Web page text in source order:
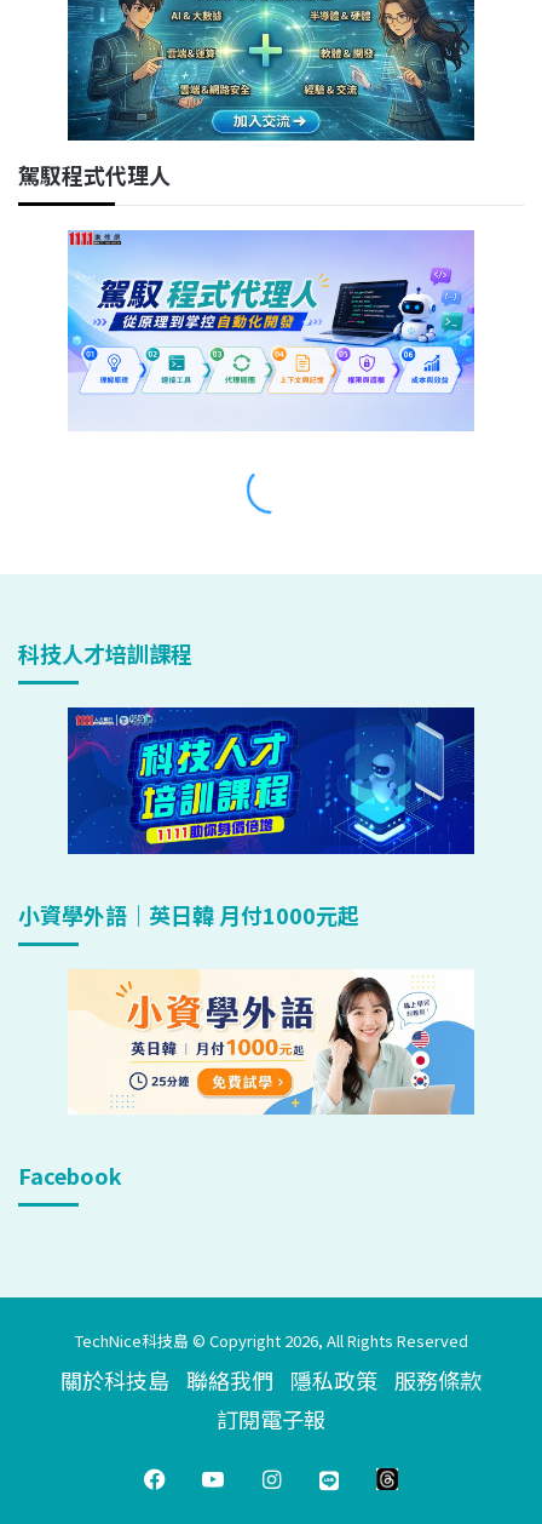
科技人才培訓課程
小資學外語｜英日韓 月付1000元起
Facebook
TechNice科技島 © Copyright 2026, All Rights Reserved
關於科技島 聯絡我們 隱私政策 服務條款
訂閱電子報